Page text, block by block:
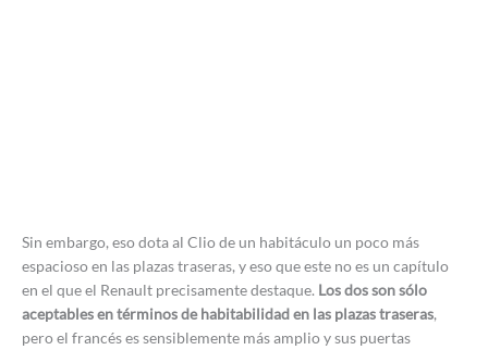
Sin embargo, eso dota al Clio de un habitáculo un poco más
espacioso en las plazas traseras, y eso que este no es un capítulo
en el que el Renault precisamente destaque. Los dos son sólo
aceptables en términos de habitabilidad en las plazas traseras,
pero el francés es sensiblemente más amplio y sus puertas